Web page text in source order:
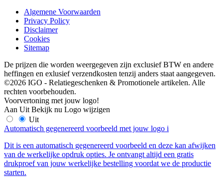
Algemene Voorwaarden
Privacy Policy
Disclaimer
Cookies
Sitemap
De prijzen die worden weergegeven zijn exclusief BTW en andere
heffingen en exlusief verzendkosten tenzij anders staat aangegeven.
©2026 IGO - Relatiegeschenken & Promotionele artikelen. Alle
rechten voorbehouden.
Voorvertoning met jouw logo!
Aan Uit Bekijk nu Logo wijzigen
Uit
Automatisch gegenereerd voorbeeld met jouw logo i
Dit is een automatisch gegenereerd voorbeeld en deze kan afwijken
van de werkelijke opdruk opties. Je ontvangt altijd een gratis
drukproef van jouw werkelijke bestelling voordat we de productie
starten.